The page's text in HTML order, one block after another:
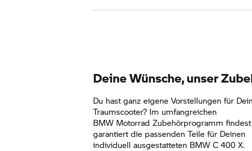
Deine Wünsche, unser
Du hast ganz eigene Vorstellungen für
Traumscooter? Im umfangreichen
BMW Motorrad Zubehörprogramm
garantiert die passenden Teile für Deinen
individuell ausgestatteten BMWC 400 X.